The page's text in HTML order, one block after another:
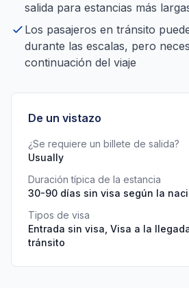
salida para estancias más
Los pasajeros en tránsito
durante las escalas, pero
continuación del viaje
De un vistazo
¿Se requiere un billete de salida?
Usually
Duración típica de la estancia
30-90 días sin visa según la
Tipos de visa
Entrada sin visa, Visa a la
tránsito